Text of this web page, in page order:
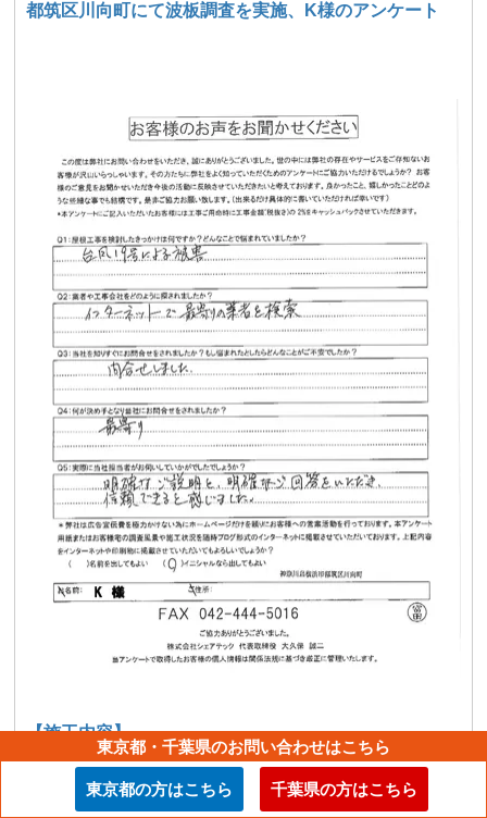
都筑区川向町にて波板調査を実施、K様のアンケート
【施工内容】
その他の工事
【一言メッセージ】
東京都・千葉県のお問い合わせはこちら
東京都の方はこちら 千葉県の方はこちら